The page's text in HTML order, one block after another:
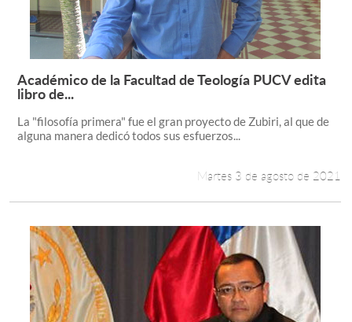
Leer más +
Académico de la Facultad de Teología PUCV edita
libro de...
La "filosofía primera" fue el gran proyecto de Zubiri, al que de
alguna manera dedicó todos sus esfuerzos...
Martes 3 de agosto de 2021